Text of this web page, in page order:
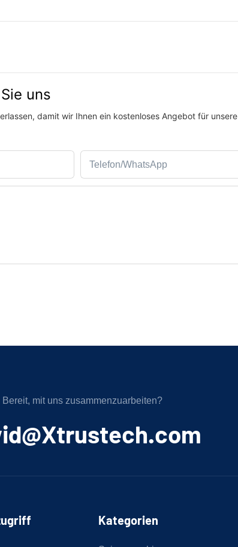
uns
damit wir Ihnen ein kostenloses Angebot für unsere
Telefon/WhatsApp
Bereit, mit uns zusammenzuarbeiten?
Kategorien